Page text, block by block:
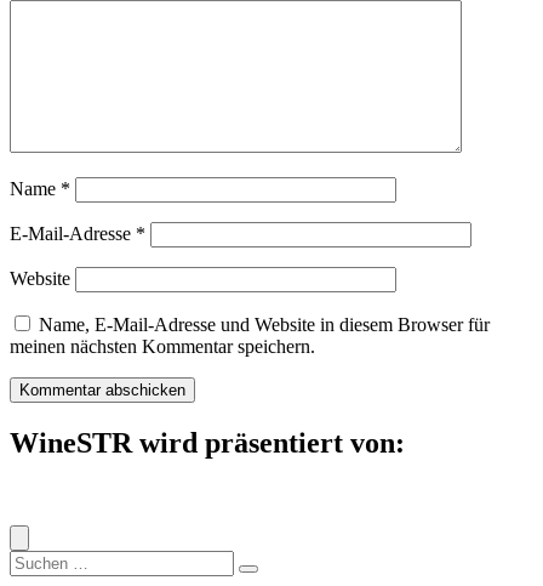
Name *
E-Mail-Adresse *
Website
Name, E-Mail-Adresse und Website in diesem Browser für
meinen nächsten Kommentar speichern.
WineSTR wird präsentiert von:
Suche
nach: